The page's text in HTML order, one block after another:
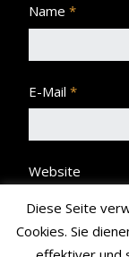
Name *
E-Mail *
Website
Diese Seite
Cookies. Sie